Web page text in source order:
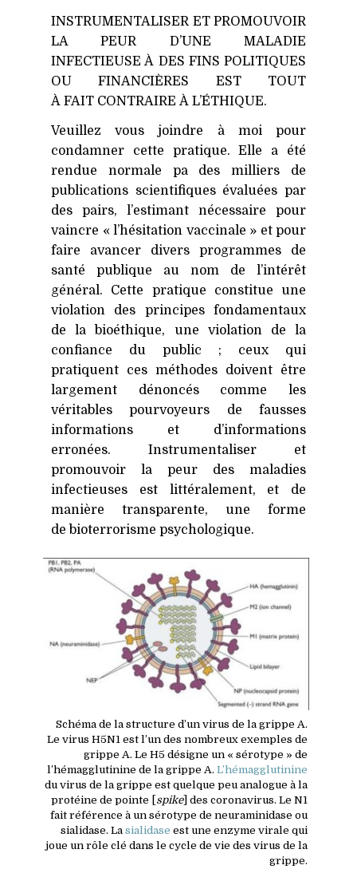
INSTRUMENTALISER ET PROMOUVOIR
LA
PEUR D’UNEMALADIE
INFECTIEUSE À DES FINS POLITIQUES
OU
FINANCIÈRES EST
TOUT
À FAIT CONTRAIRE À L’ÉTHIQUE.
Veuillez vous joindre à moi pour
condamner cette pratique. Elle a été
rendue normale pa des milliers de
publications scientifiques évaluées par
des pairs, l’estimant nécessaire pour
vaincre « l’hésitation vaccinale » et pour
faire avancer divers programmes de
santé publique au nom de l’intérêt
général. Cette pratique constitue une
violation des principes fondamentaux
de la bioéthique, une violation de la
confiance du public ; ceux qui
pratiquent ces méthodes doivent être
largement dénoncés comme les
véritables pourvoyeurs de fausses
informations et d’informations
erronées. Instrumentaliser et
promouvoir la peur des maladies
infectieuses est littéralement, et de
manière transparente, une forme
de bioterrorisme psychologique.
Schéma de la structure d’un virus de la grippe A.
Le virus H5N1 est l’un des nombreux exemples de
grippe A. Le H5 désigne un « sérotype » de
l’hémagglutinine de la grippe A. L’hémagglutinine
du virus de la grippe est quelque peu analogue à la
protéine de pointe [ spike] des coronavirus. Le N1
fait référence à un sérotype de neuraminidase ou
sialidase. La sialidase est une enzyme virale qui
joue un rôle clé dans le cycle de vie des virus de la
grippe.